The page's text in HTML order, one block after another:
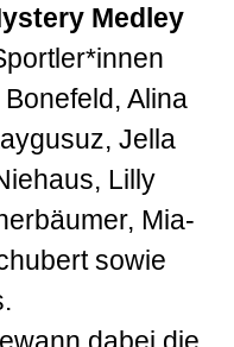
Medley
Alina
Jella
Lilly
Mia-
sowie
dabei die